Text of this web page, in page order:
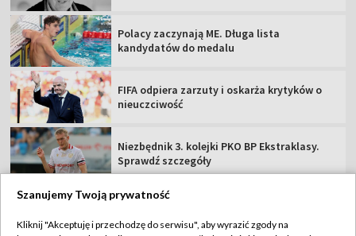
Polacy zaczynają ME. Długa lista
kandydatów do medalu
FIFA odpiera zarzuty i oskarża krytyków o
nieuczciwość
Niezbędnik 3. kolejki PKO BP Ekstraklasy.
Sprawdź szczegóły
Szanujemy Twoją prywatność
Kliknij "Akceptuję i przechodzę do serwisu", aby wyrazić zgody na